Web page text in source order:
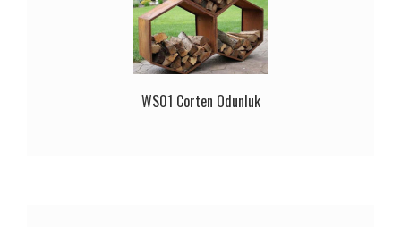
WS01 Corten Odunluk